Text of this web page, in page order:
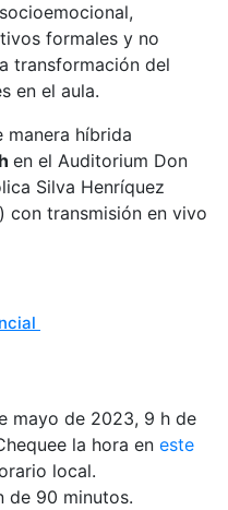
formales y no
transformación del
en el aula.
manera híbrida
en el Auditorium Don
Silva Henríquez
con transmisión en vivo
mayo de 2023, 9 h de
la hora en este
local.
de 90 minutos.